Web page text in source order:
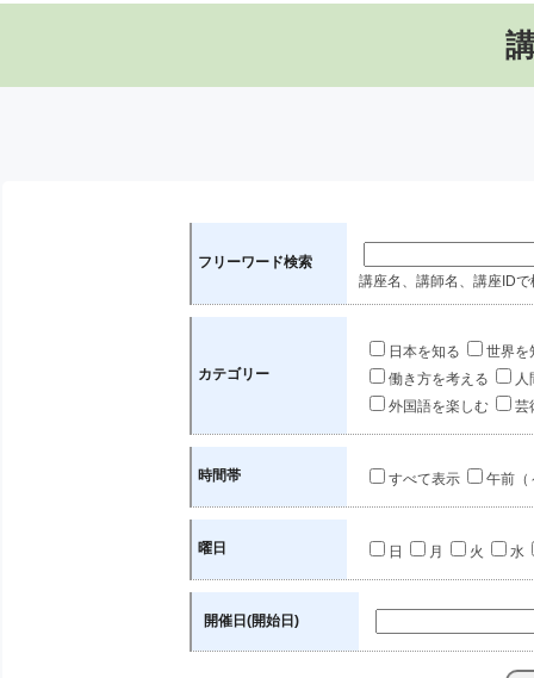
フリーワード検索
講座名、講師名、講座IDで
カテゴリー
日本を知る
世界を
働き方を考える
人
外国語を楽しむ
芸
時間帯 すべて表示 午前（
曜日 日 月 火 水
開催日(開始日)